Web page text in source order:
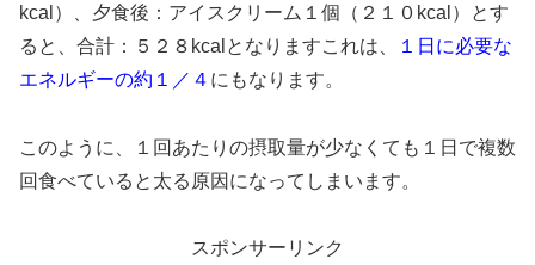
kcal）、夕食後：アイスクリーム１個（２１０kcal）とす
ると、合計：５２８kcalとなりますこれは、
１日に必要な
エネルギーの約１／４ にもなります。
このように、１回あたりの摂取量が少なくても１日で複数
回食べていると太る原因になってしまいます。
スポンサーリンク